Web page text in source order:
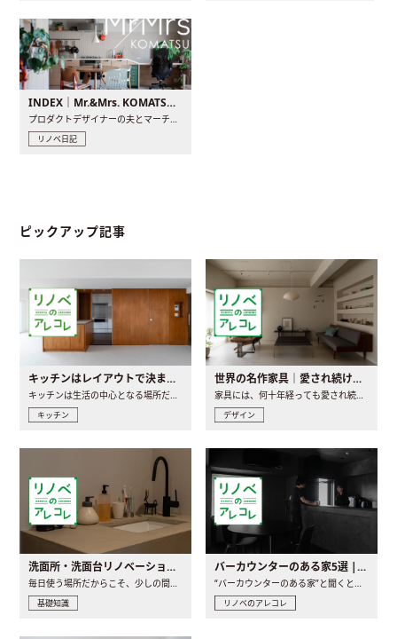
INDEX｜Mr.&Mrs. KOMATSU renovation diary
プロダクトデザイナーの夫とマーチャンダイザーの妻が、夫婦で..
リノベ日記
ピックアップ記事
キッチンはレイアウトで決まる。後悔しないための考え方と選び方
キッチンは生活の中心となる場所だからこそ、家の中のどこに置..
キッチン
世界の名作家具｜愛され続ける理由と一生モノとの出会い方
家具には、何十年経っても愛され続ける「名作」と呼ばれるもの..
デザイン
洗面所・洗面台リノベーションの事例と間取りアイデア
毎日使う場所だからこそ、少しの間取りの工夫や素材の選び方で..
基礎知識
バーカウンターのある家5選 | 日常に馴染む“距離の近い”キッチンとは
“バーカウンターのある家”と聞くと、少し特別な、大人のための..
リノベのアレコレ